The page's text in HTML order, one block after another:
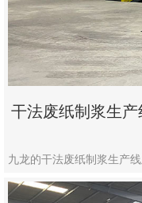
系
郑
州
市
设
有
干法废纸制浆生
九龙的干法废纸制浆生产